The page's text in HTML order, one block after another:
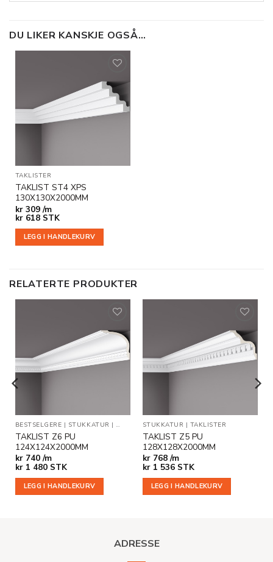
DU LIKER KANSKJE OGSÅ…
Legg til
ønskeliste
TAKLISTER
TAKLIST ST4 XPS
130X130X2000MM
kr309 /m
kr618 STK
LEGG I HANDLEKURV
RELATERTE PRODUKTER
Legg til
i
ønskeliste
BESTSELGERE | STUKKATUR | TAKLISTER
TAKLIST Z6 PU
124X124X2000MM
kr740 /m
kr1 480 STK
LEGG I HANDLEKURV
Legg til
i
ønskeliste
STUKKATUR | TAKLISTER
TAKLIST Z5 PU
128X128X2000MM
kr768 /m
kr1 536 STK
LEGG I HANDLEKURV
ADRESSE